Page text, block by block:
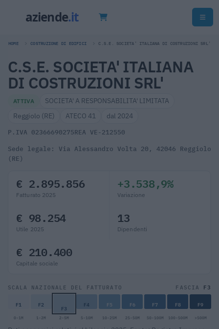
HOME COSTRUZIONE DI EDIFICI C.S.E. SOCIETA' ITALIANA DI COSTRUZIONI SRL'
C.S.E. SOCIETA' ITALIANA
DI COSTRUZIONI SRL'
ATTIVA
SOCIETA' A RESPONSABILITA' LIMITATA
Reggiolo (RE)
ATECO 41 dal 2024
P.IVA 02366690275REA VE-212550
Sede legale: Via Alessandro Volta 20, 42046 Reggiolo
(RE)
€ 2.895.856
Fatturato 2025
+3.538,9%
Variazione
€ 98.254
Utile 2025
13
Dipendenti
€ 210.400
Capitale sociale
SCALA NAZIONALE DEL FATTURATO FASCIA F3
F1 F2 F3 F4 F5 F6 F7 F8 F9
0-1M 1-2M 2-5M 5-10M 10-25M 25-50M 50-100M 100-500M >500M